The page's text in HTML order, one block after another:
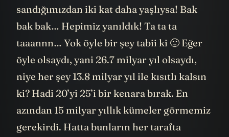
sandığımızdan iki kat daha yaşlıysa! Bak
bak bak… Hepimiz yanıldık! Ta ta ta
taaannn… Yok öyle bir şey tabii ki 🙂 Eğer
öyle olsaydı, yani 26.7 milyar yıl olsaydı,
niye her şey 13.8 milyar yıl ile kısıtlı kalsın
ki? Hadi 20’yi 25’i bir kenara bırak. En
azından 15 milyar yıllık kümeler görmemiz
gerekirdi. Hatta bunların her tarafta